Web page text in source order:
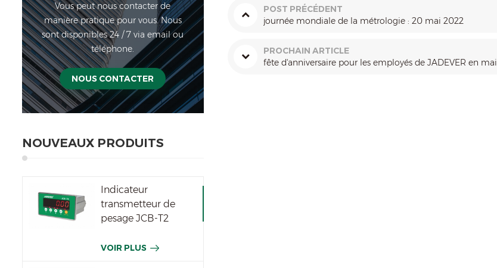
Vous peut nous contacter de
manière pratique pour vous. Nous
sont disponibles 24 / 7 via email ou
téléphone.
NOUS CONTACTER
NOUVEAUX PRODUITS
Indicateur
transmetteur de
pesage JCB-T2
VOIR PLUS
POST PRÉCÉDENT
journée mondiale de la métrologie : 20 mai 2022
PROCHAIN ARTICLE
fête d'anniversaire pour les employés de JADEVER en mai